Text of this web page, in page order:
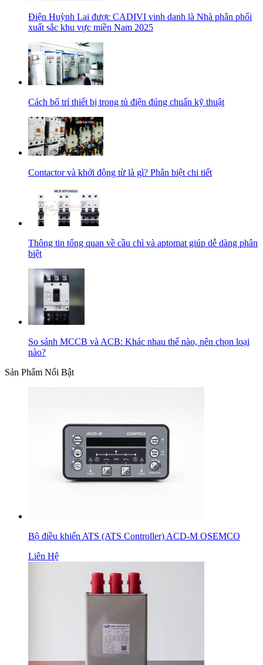
Điện Huỳnh Lai được CADIVI vinh danh là Nhà phân phối
xuất sắc khu vực miền Nam 2025
Cách bố trí thiết bị trong tủ điện đúng chuẩn kỹ thuật
Contactor và khởi động từ là gì? Phân biệt chi tiết
Thông tin tổng quan về cầu chì và aptomat giúp dễ dàng phân
biệt
So sánh MCCB và ACB: Khác nhau thế nào, nên chọn loại
nào?
Sản Phẩm Nổi Bật
Bộ điều khiển ATS (ATS Controller) ACD-M OSEMCO
Liên Hệ